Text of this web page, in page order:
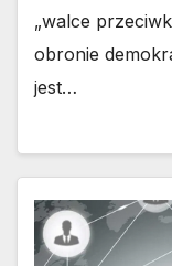
„walce
obronie
jest…